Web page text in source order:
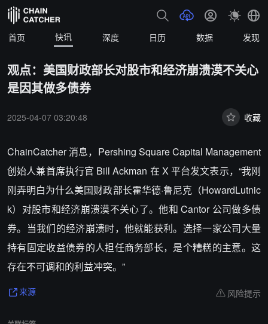
首页 快讯 深度 日历 数据 发现
观点：美国财政部长对股市和经济崩溃漠不关心
是因其做多债券
2025-04-07 03:20:48 收藏
ChainCatcher 消息，Pershing Square Capital Management
创始人兼首席执行官 Bill Ackman 在 X 平台发文表示，“我刚
刚弄明白为什么美国财政部长霍华德·鲁尼克（HowardLutnic
k）对股市和经济崩溃漠不关心了。他和 Cantor 公司做多债
券。当我们的经济崩溃时，他就能获利。选择一家公司大量
持有固定收益债券的人担任商务部长，是个糟糕的主意。这
存在不可调和的利益冲突。”
来源 风险提示